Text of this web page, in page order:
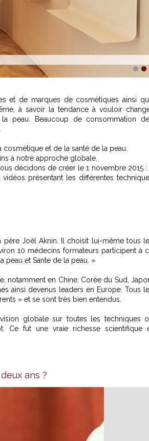
1 2
et de marques de cosmétiques ainsi
à savoir la tendance à vouloir
peau. Beaucoup de consommation
et de la santé de la peau.
à notre approche globale.
décidons de créer le 1 novembre 2015 :
présentant les différentes
père Joël Aknin. Il choisit lui-même tous
10 médecins formateurs participent à
et Sante de la peau. »
en Chine, Corée du Sud,
ainsi devenus leaders en Europe. Tous
» et se sont très bien entendus.
globale sur toutes les techniques
Ce fut une vraie richesse scientifique
ans ?